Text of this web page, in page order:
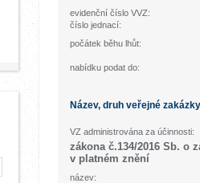
evidenční číslo VVZ:
číslo jednací:
počátek běhu lhůt:
nabídku podat do:
Název, druh veřejné
VZ administrována za účinnosti:
zákona č.134/2016 Sb. o
v platném znění
název: